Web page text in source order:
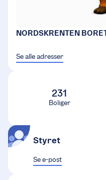
NORDSKRENTEN
Se alle adresser
231
Boliger
Styret
Se e-post